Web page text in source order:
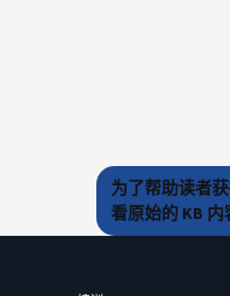
为了帮助读者
看原始的 KB